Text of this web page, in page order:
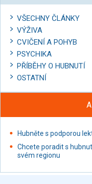
VŠECHNY ČLÁNKY
VÝŽIVA
CVIČENÍ A POHYB
PSYCHIKA
PŘÍBĚHY O HUBNUTÍ
OSTATNÍ
Hubněte s podporou
Chcete poradit s
svém regionu